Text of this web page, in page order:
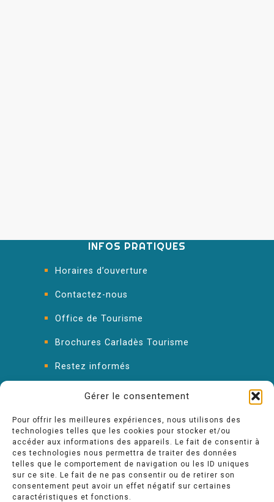
Gérer le consentement
Pour offrir les meilleures expériences, nous utilisons des
technologies telles que les cookies pour stocker et/ou
accéder aux informations des appareils. Le fait de consentir à
ces technologies nous permettra de traiter des données
telles que le comportement de navigation ou les ID uniques
sur ce site. Le fait de ne pas consentir ou de retirer son
consentement peut avoir un effet négatif sur certaines
caractéristiques et fonctions.
INFOS PRATIQUES
Horaires d’ouverture
Contactez-nous
Office de Tourisme
Brochures Carladès Tourisme
Restez informés
FAQ : les réponses à vos questions